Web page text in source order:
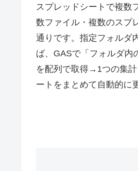
スプレッドシートで複数
数ファイル・複数のスプ
通りです。指定フォルダ
ば、GASで「フォルダ
を配列で取得→1つの集
ートをまとめて自動的に